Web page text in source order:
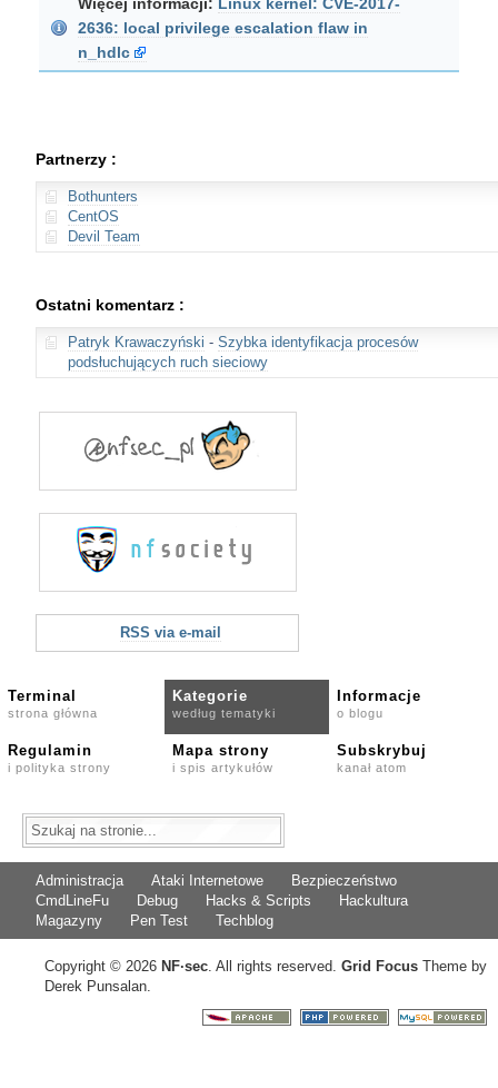
2636: local privilege escalation flaw in
n_hdlc
Partnerzy :
Bothunters
CentOS
Devil Team
Ostatni komentarz :
Patryk Krawaczyński - Szybka identyfikacja procesów
podsłuchujących ruch sieciowy
RSS via e-mail
Terminal
strona główna
Kategorie
według tematyki
Informacje
o blogu
Regulamin
i polityka strony
Mapa strony
i spis artykułów
Subskrybuj
kanał atom
Administracja Ataki Internetowe
Bezpieczeństwo
CmdLineFu
Debug Hacks & Scripts
Hackultura
Magazyny
Pen Test Techblog
Copyright © 2026 NF·sec. All rights reserved. Grid Focus Theme by
Derek Punsalan.